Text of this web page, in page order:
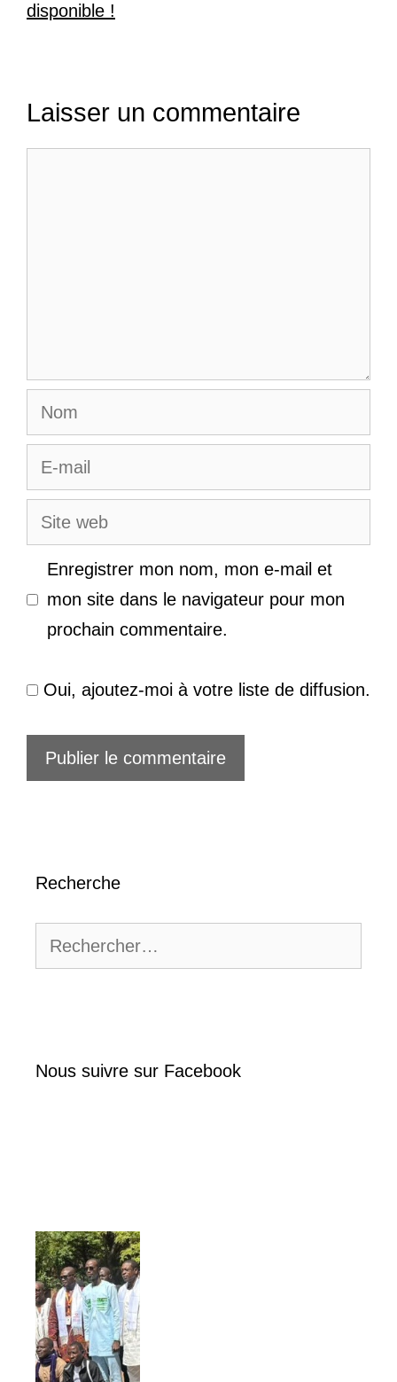
disponible !
Laisser un commentaire
Nom
E-
mail
Site
web
Enregistrer mon nom, mon e-mail et
mon site dans le navigateur pour mon
prochain commentaire.
Oui, ajoutez-moi à votre liste de diffusion.
Recherche
Nous suivre sur Facebook